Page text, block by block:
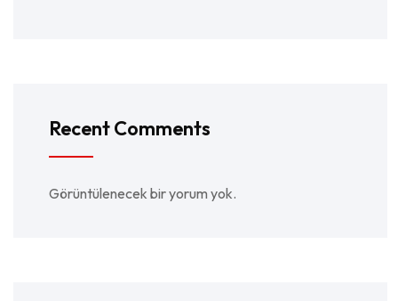
Recent Comments
Görüntülenecek bir yorum yok.